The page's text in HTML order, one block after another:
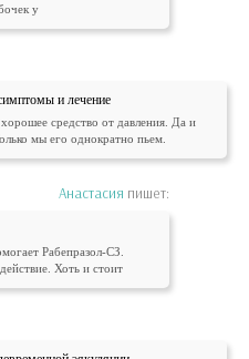
у
и лечение
средство от давления. Да и
мы его однократно пьем.
Анастасия пишет:
Рабепразол-СЗ.
Хоть и стоит